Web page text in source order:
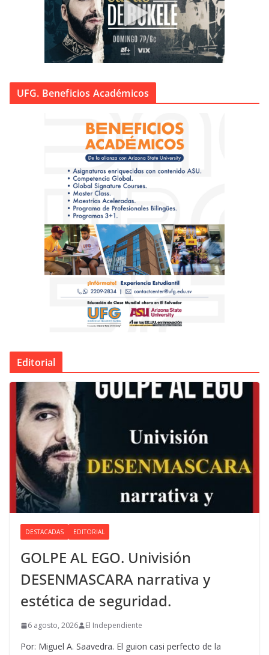
UFG. Beneficios Académicos
Editorial
DESTACADAS EDITORIAL
GOLPE AL EGO. Univisión
DESENMASCARA narrativa y
estética de seguridad.
6 agosto, 2026 El Independiente
Por: Miguel A. Saavedra. El guion casi perfecto de la